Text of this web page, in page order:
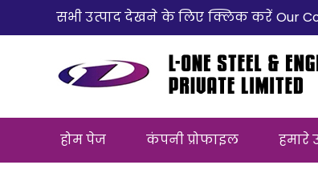
सभी उत्पाद देखने के लिए क्लिक करें Our
होम पेज कंपनी प्रोफाइल हमारे